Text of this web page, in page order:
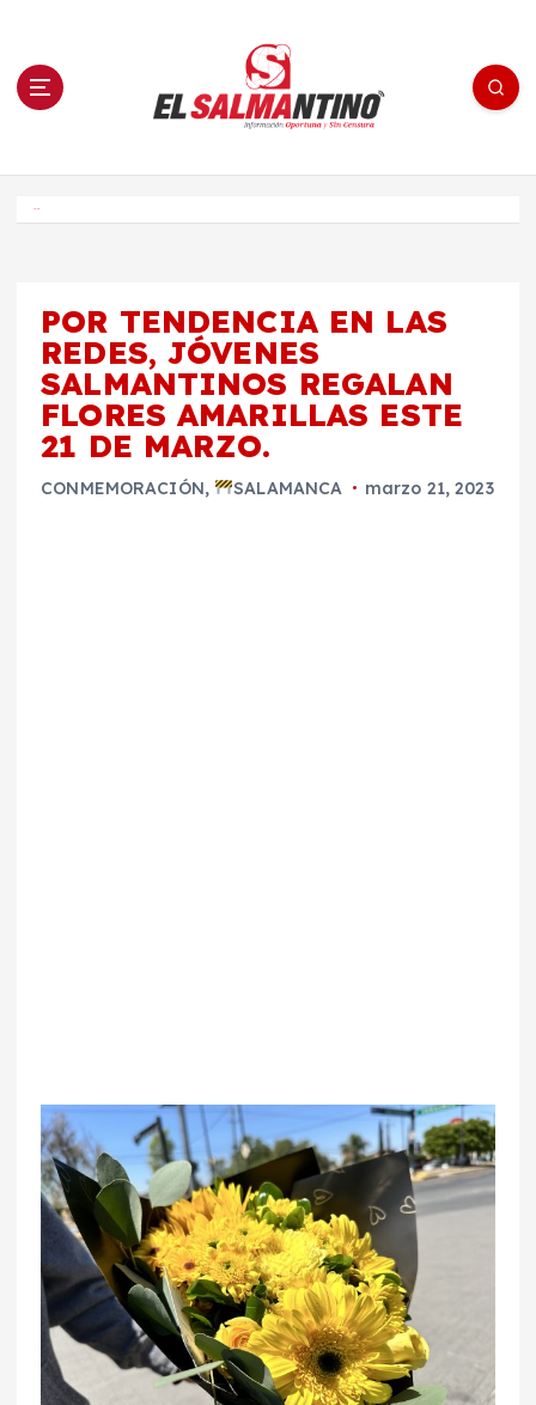
n El Salmantino - medios/noticias/editorial
POR TENDENCIA EN LAS
REDES, JÓVENES
SALMANTINOS REGALAN
FLORES AMARILLAS ESTE
21 DE MARZO.
CONMEMORACIÓN, SALAMANCA marzo 21, 2023